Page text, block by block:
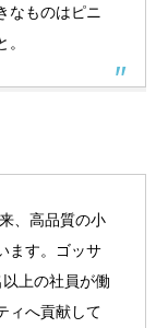
なものはピニ
、高品質の小
ます。ゴッサ
上の社員が働
ィへ貢献して